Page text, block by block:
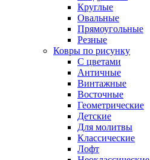
Круглые
Овальные
Прямоугольные
Резные
Ковры по рисунку
C цветами
Античные
Винтажные
Восточные
Геометрические
Детские
Для молитвы
Классические
Лофт